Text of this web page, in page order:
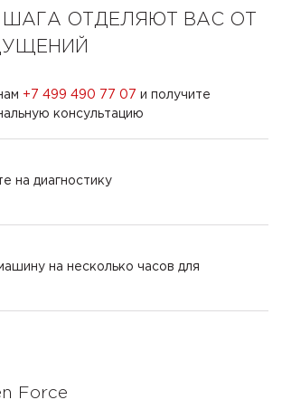
ШАГА ОТДЕЛЯЮТ ВАС ОТ
+7 499 490 77 07 и получите
консультацию
на диагностику
на несколько часов для
Force